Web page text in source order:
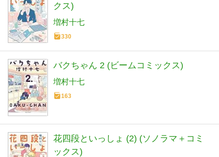
クス)
増村十七
330
バクちゃん 2 (ビームコミックス)
増村十七
163
花四段といっしょ (2) (ソノラマ＋コミ
ックス)